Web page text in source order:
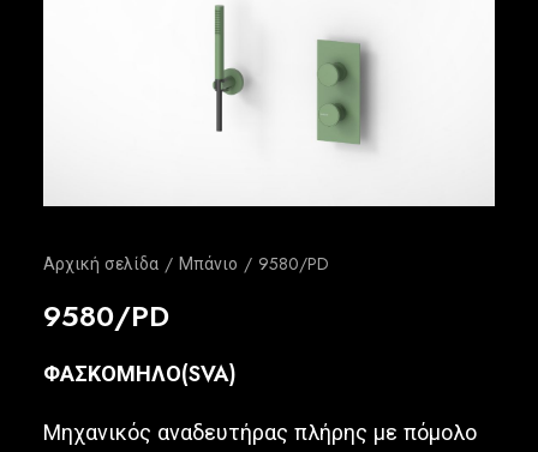
Αρχική σελίδα Μπάνιο 9580/PD
9580/PD
ΦΑΣΚΟΜΗΛΟ(SVA)
Μηχανικός αναδευτήρας πλήρης με πόμολο